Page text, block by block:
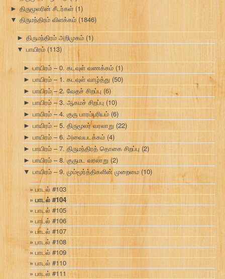
► திருமூலரின் சீடர்கள் (1)
▼ திருமந்திரம் விளக்கம் (1846)
► திருமந்திரம் அறிமுகம் (1)
▼ பாயிரம் (113)
► பாயிரம் – 0. கடவுள் வணக்கம் (1)
► பாயிரம் – 1. கடவுள் வாழ்த்து (50)
► பாயிரம் – 2. வேதச் சிறப்பு (6)
► பாயிரம் – 3. ஆகமச் சிறப்பு (10)
► பாயிரம் – 4. குரு பாரம்பரியம் (6)
► பாயிரம் – 5. திருமூலர் வரலாறு (22)
► பாயிரம் – 6. அவையடக்கம் (4)
► பாயிரம் – 7. திருமந்திரத் தொகை சிறப்பு (2)
► பாயிரம் – 8. குருமட வரலாறு (2)
▼ பாயிரம் – 9. மும்மூர்த்திகளின் முறைமை (10)
பாடல் #103
பாடல் #104
பாடல் #105
பாடல் #106
பாடல் #107
பாடல் #108
பாடல் #109
பாடல் #110
பாடல் #111